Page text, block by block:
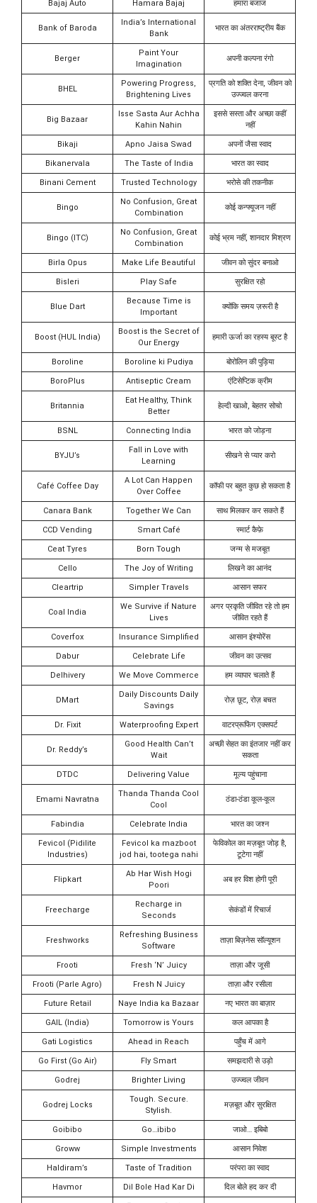
Bajaj Auto Hamara Bajaj हमारा बजाज
Bank of Baroda
India’s International
Bank
भारत का अंतरराष्ट्रीय बैंक
Berger
Paint Your
Imagination
अपनी कल्पना रंगो
BHEL
Powering Progress,
Brightening Lives
प्रगति को शक्ति देना, जीवन को
उज्ज्वल करना
Big Bazaar
Isse Sasta Aur Achha
Kahin Nahin
इससे सस्ता और अच्छा कहीं
नहीं
Bikaji Apno Jaisa Swad अपनों जैसा स्वाद
Bikanervala The Taste of India भारत का स्वाद
Binani Cement Trusted Technology भरोसे की तकनीक
Bingo
No Confusion, Great
Combination
कोई कन्फ्यूजन नहीं
Bingo (ITC)
No Confusion, Great
Combination
कोई भ्रम नहीं, शानदार मिश्रण
Birla Opus Make Life Beautiful जीवन को सुंदर बनाओ
Bisleri Play Safe सुरक्षित रहो
Blue Dart
Because Time is
Important
क्योंकि समय ज़रूरी है
Boost (HUL India)
Boost is the Secret of
Our Energy
हमारी ऊर्जा का रहस्य बूस्ट है
Boroline Boroline ki Pudiya बोरोलिन की पुड़िया
BoroPlus Antiseptic Cream एंटिसेप्टिक क्रीम
Britannia
Eat Healthy, Think
Better
हेल्दी खाओ, बेहतर सोचो
BSNL Connecting India भारत को जोड़ना
BYJU’s
Fall in Love with
Learning
सीखने से प्यार करो
Café Coffee Day
A Lot Can Happen
Over Coffee
कॉफी पर बहुत कुछ हो सकता है
Canara Bank Together We Can साथ मिलकर कर सकते हैं
CCD Vending Smart Café स्मार्ट कैफ़े
Ceat Tyres Born Tough जन्म से मजबूत
Cello The Joy of Writing लिखने का आनंद
Cleartrip Simpler Travels आसान सफर
Coal India
We Survive if Nature
Lives
अगर प्रकृति जीवित रहे तो हम
जीवित रहते हैं
Coverfox Insurance Simplified आसान इंश्योरेंस
Dabur Celebrate Life जीवन का उत्सव
Delhivery We Move Commerce हम व्यापार चलाते हैं
DMart
Daily Discounts Daily
Savings
रोज़ छूट, रोज़ बचत
Dr. Fixit Waterproofing Expert वाटरप्रूफिंग एक्सपर्ट
Dr. Reddy’s
Good Health Can’t
Wait
अच्छी सेहत का इंतजार नहीं कर
सकता
DTDC Delivering Value मूल्य पहुंचाना
Emami Navratna
Thanda Thanda Cool
Cool
ठंडा-ठंडा कूल-कूल
Fabindia Celebrate India भारत का जश्न
Fevicol (Pidilite
Industries)
Fevicol ka mazboot
jod hai, tootega nahi
फेविकोल का मज़बूत जोड़ है,
टूटेगा नहीं
Flipkart
Ab Har Wish Hogi
Poori
अब हर विश होगी पूरी
Freecharge
Recharge in
Seconds
सेकंडों में रिचार्ज
Freshworks
Refreshing Business
Software
ताज़ा बिज़नेस सॉल्यूशन
Frooti Fresh ‘N’ Juicy ताज़ा और जूसी
Frooti (Parle Agro) Fresh N Juicy ताज़ा और रसीला
Future Retail Naye India ka Bazaar नए भारत का बाज़ार
GAIL (India) Tomorrow is Yours कल आपका है
Gati Logistics Ahead in Reach पहुँच में आगे
Go First (Go Air) Fly Smart समझदारी से उड़ो
Godrej Brighter Living उज्ज्वल जीवन
Godrej Locks
Tough. Secure.
Stylish.
मज़बूत और सुरक्षित
Goibibo Go…ibibo जाओ… इबिबो
Groww Simple Investments आसान निवेश
Haldiram’s Taste of Tradition परंपरा का स्वाद
Havmor Dil Bole Had Kar Di दिल बोले हद कर दी